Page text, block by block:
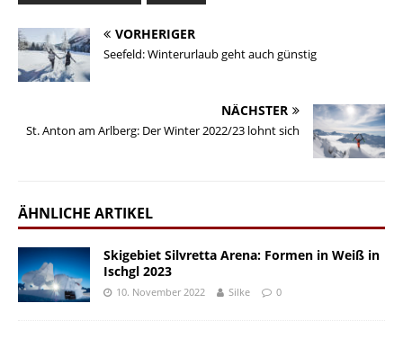
VORHERIGER
Seefeld: Winterurlaub geht auch günstig
NÄCHSTER
St. Anton am Arlberg: Der Winter 2022/23 lohnt sich
ÄHNLICHE ARTIKEL
Skigebiet Silvretta Arena: Formen in Weiß in
Ischgl 2023
10. November 2022 Silke 0